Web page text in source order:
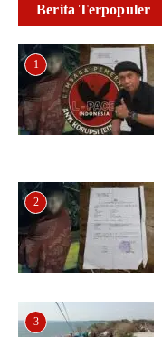
Berita Terpopuler
1
2
3